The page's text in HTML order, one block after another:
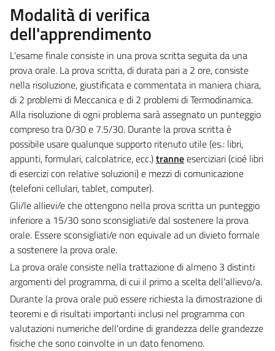
Modalità di verifica
dell'apprendimento
L'esame finale consiste in una prova scritta seguita da una
prova orale. La prova scritta, di durata pari a 2 ore, consiste
nella risoluzione, giustificata e commentata in maniera chiara,
di 2 problemi di Meccanica e di 2 problemi di Termodinamica.
Alla risoluzione di ogni problema sarà assegnato un punteggio
compreso tra 0/30 e 7.5/30. Durante la prova scritta è
possibile usare qualunque supporto ritenuto utile (es.: libri,
appunti, formulari, calcolatrice, ecc.)tranneeserciziari (cioé libri
di esercizi con relative soluzioni) e mezzi di comunicazione
(telefoni cellulari, tablet, computer).
Gli/le allievi/e che ottengono nella prova scritta un punteggio
inferiore a 15/30 sono sconsigliati/e dal sostenere la prova
orale. Essere sconsigliati/e non equivale ad un divieto formale
a sostenere la prova orale.
La prova orale consiste nella trattazione di almeno 3 distinti
argomenti del programma, di cui il primo a scelta dell'allievo/a.
Durante la prova orale può essere richiesta la dimostrazione di
teoremi e di risultati importanti inclusi nel programma con
valutazioni numeriche dell'ordine di grandezza delle grandezze
fisiche che sono coinvolte in un dato fenomeno.